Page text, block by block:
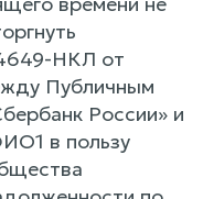
НКЛ от
Публичным
России» и
в пользу